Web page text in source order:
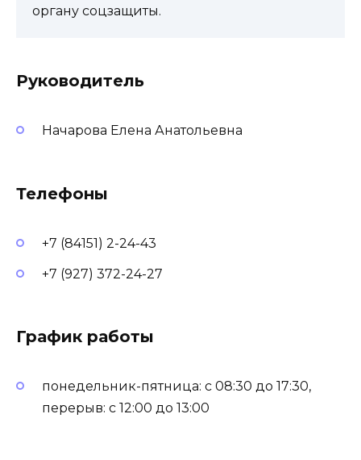
органу соцзащиты.
Руководитель
Начарова Елена Анатольевна
Телефоны
+7 (84151) 2-24-43
+7 (927) 372-24-27
График работы
понедельник-пятница: с 08:30 до 17:30,
перерыв: с 12:00 до 13:00